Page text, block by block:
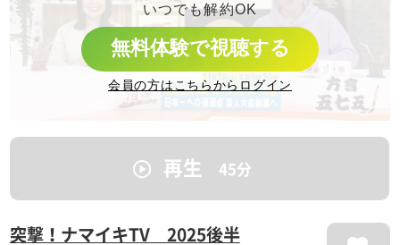
いつでも解約OK
無料体験で視聴する
会員の方はこちらからログイン
再生 45分
突撃！ナマイキTV 2025後半